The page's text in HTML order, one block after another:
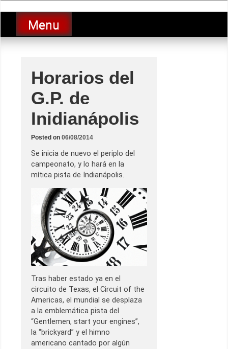
to
contentLucio Lopez GP
luciolopezgp
Menu
Horarios del
G.P. de
Inidianápolis
Posted on 06/08/2014
Se inicia de nuevo el periplo del
campeonato, y lo hará en la
mítica pista de Indianápolis.
Tras haber estado ya en el
circuito de Texas, el Circuit of the
Americas, el mundial se desplaza
a la emblemática pista del
“Gentlemen, start your engines”,
la “brickyard” y el himno
americano cantado por algún